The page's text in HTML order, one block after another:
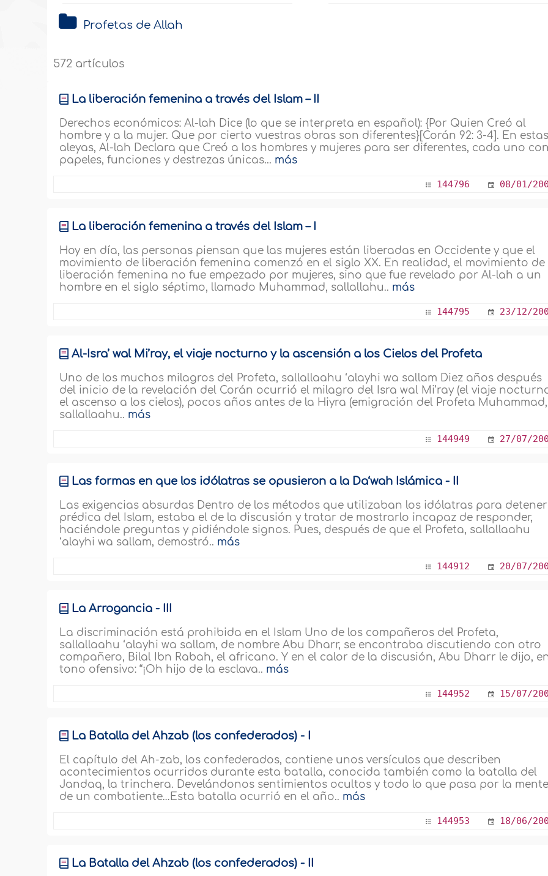
Profetas de Allah
572 artículos
La liberación femenina a través del Islam – II
Derechos económicos: Al-lah Dice (lo que se interpreta en español): {Por Quien Creó al
hombre y a la mujer. Que por cierto vuestras obras son diferentes}[Corán 92: 3-4]. En estas
aleyas, Al-lah Declara que Creó a los hombres y mujeres para ser diferentes, cada uno con
papeles, funciones y destrezas únicas... más
144796 08/01/
La liberación femenina a través del Islam – I
Hoy en día, las personas piensan que las mujeres están liberadas en Occidente y que el
movimiento de liberación femenina comenzó en el siglo XX. En realidad, el movimiento de
liberación femenina no fue empezado por mujeres, sino que fue revelado por Al-lah a un
hombre en el siglo séptimo, llamado Muhammad, sallallahu.. más
144795 23/12/
Al-Isra’ wal Mi’ray, el viaje nocturno y la ascensión a los Cielos del Profeta
Uno de los muchos milagros del Profeta, sallallaahu ‘alayhi wa sallam Diez años después
del inicio de la revelación del Corán ocurrió el milagro del Isra wal Mi’ray (el viaje
el ascenso a los cielos), pocos años antes de la Hiyra (emigración del Profeta Muhammad,
sallallaahu.. más
144949 27/07/
Las formas en que los idólatras se opusieron a la Da‘wah Islámica - II
Las exigencias absurdas Dentro de los métodos que utilizaban los idólatras para
prédica del Islam, estaba el de la discusión y tratar de mostrarlo incapaz de responder,
haciéndole preguntas y pidiéndole signos. Pues, después de que el Profeta, sallallaahu
‘alayhi wa sallam, demostró.. más
144912 20/07/
La Arrogancia - III
La discriminación está prohibida en el Islam Uno de los compañeros del Profeta,
sallallaahu ‘alayhi wa sallam, de nombre Abu Dharr, se encontraba discutiendo con otro
compañero, Bilal Ibn Rabah, el africano. Y en el calor de la discusión, Abu Dharr le dijo, en
tono ofensivo: “¡Oh hijo de la esclava.. más
144952 15/07/
La Batalla del Ahzab (los confederados) - I
El capítulo del Ah-zab, los confederados, contiene unos versículos que describen
acontecimientos ocurridos durante esta batalla, conocida también como la batalla del
Jandaq, la trinchera. Develándonos sentimientos ocultos y todo lo que pasa por la mente
de un combatiente…Esta batalla ocurrió en el año.. más
144953 18/06/
La Batalla del Ahzab (los confederados) - II